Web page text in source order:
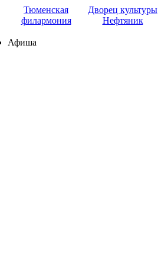
Тюменская
филармония
Дворец культуры
Нефтяник
Афиша